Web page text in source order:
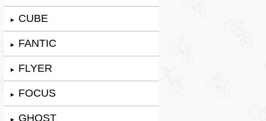
► CUBE
► FANTIC
► FLYER
► FOCUS
► GHOST